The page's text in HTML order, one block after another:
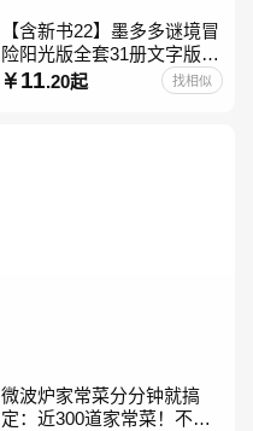
【含新书22】墨多多谜境冒
险阳光版全套31册文字版彩
色漫画版不可思议事件簿怪
物大师任选 雷欧幻像查理九
11 .20起 找相似
微波炉家常菜分分钟就搞
定：近300道家常菜！不开